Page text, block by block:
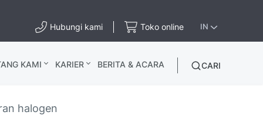
Hubungi kami Toko online IN
KAMI KARIER BERITA & ACARA CARI
halogen